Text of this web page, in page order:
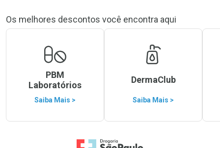
Os melhores descontos você encontra aqui
PBM
Laboratórios
Saiba Mais >
DermaClub
Saiba Mais >
Ir para a Home